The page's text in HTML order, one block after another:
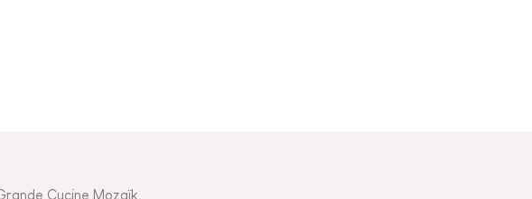
Cucine Mozaïk.